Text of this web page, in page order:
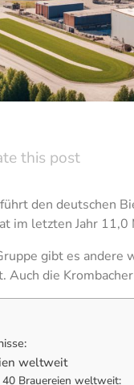
this post
den deutschen
im letzten Jahr
gibt es andere
Auch die
weltweit
Brauereien weltweit: